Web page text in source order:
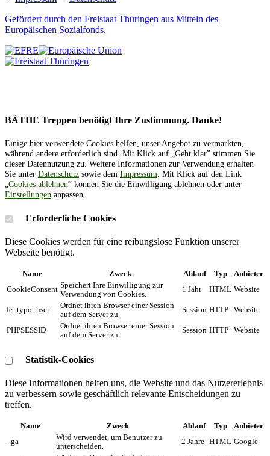
Gefördert durch den Freistaat Thüringen aus Mitteln des
Europäischen Sozialfonds.
BÄTHE Treppen benötigt Ihre Zustimmung. Danke!
Einige hier verwendete Cookies helfen, unser Angebot zu vermarkten,
während andere erforderlich sind. Mit Klick auf „Geht klar” stimmen Sie
dieser Datennutzung zu. Weitere Informationen zur Verwendung erhalten
Sie unter Datenschutz sowie dem Impressum. Mit Klick auf den Link
„Cookies ablehnen” können Sie die Einwilligung ablehnen oder unter
Einstellungen anpassen.
Erforderliche Cookies
Diese Cookies werden für eine reibungslose Funktion unserer
Webseite benötigt.
Name Zweck Ablauf Typ
Anbieter
CookieConsent Speichert Ihre Einwilligung zur
Verwendung von Cookies.
1 Jahr HTML Website
fe_typo_user
Ordnet ihren Browser einer Session
auf dem Server zu.
Session HTTP Website
PHPSESSID
Ordnet ihren Browser einer Session
auf dem Server zu.
Session HTTP Website
Statistik-Cookies
Diese Informationen helfen uns, die Website und das Nutzererlebnis
zu verbessern sowie geschäftlich relevante Entscheidungen zu
treffen.
Name Zweck Ablauf Typ
Anbieter
_ga
Wird verwendet, um Benutzer zu
unterscheiden.
2 Jahre HTML Google